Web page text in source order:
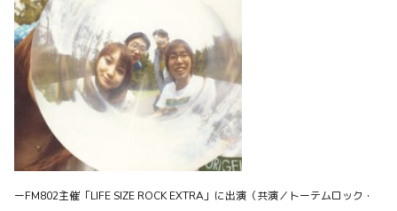
1年以上前
ーFM802主催「LIFE SIZE ROCK EXTRA」に出演（共演／トーテムロック・